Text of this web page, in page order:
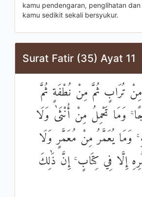
kamu pendengaran, penglihatan
kamu sedikit sekali bersyukur.
Surat Fatir (35) Ayat 11
تُرَابٍ ثُمَّ مِنْ نُطْفَةٍ ثُمَّ
وَمَا تَحْمِلُ مِنْ أُنْثَىٰ وَلَا
وَمَا يُعَمَّرُ مِنْ مُعَمَّرٍ وَلَا
إِلَّا فِي كِتَابٍ ۚ إِنَّ ذَٰلِكَ